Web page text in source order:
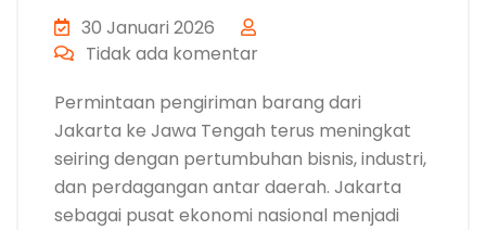
30 Januari 2026
Tidak ada komentar
Permintaan pengiriman barang dari
Jakarta ke Jawa Tengah terus meningkat
seiring dengan pertumbuhan bisnis, industri,
dan perdagangan antar daerah. Jakarta
sebagai pusat ekonomi nasional menjadi